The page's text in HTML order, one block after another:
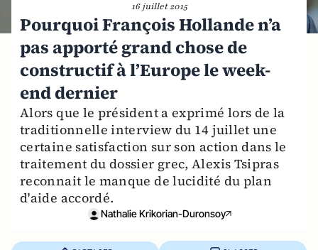
16 juillet 2015
Pourquoi François Hollande n’a
pas apporté grand chose de
constructif à l’Europe le week-
end dernier
Alors que le président a exprimé lors de la
traditionnelle interview du 14 juillet une
certaine satisfaction sur son action dans le
traitement du dossier grec, Alexis Tsipras
reconnait le manque de lucidité du plan
d'aide accordé.
Nathalie Krikorian-Duronsoy